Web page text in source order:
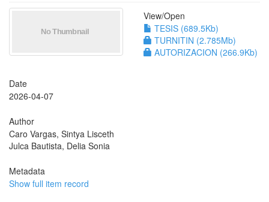
View/Open
TESIS (689.5Kb)
TURNITIN (2.785Mb)
AUTORIZACION (266.9Kb)
Date
2026-04-07
Author
Caro Vargas, Sintya Lisceth
Julca Bautista, Delia Sonia
Metadata
Show full item record